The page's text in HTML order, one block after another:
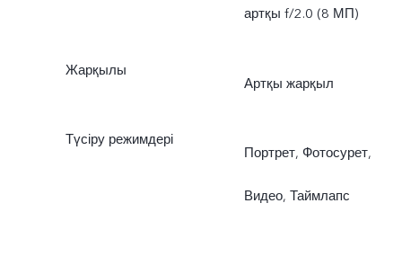
артқы f/2.0 (8 МП)
Жарқылы
Артқы жарқыл
Түсіру режимдері
Портрет, Фотосурет,
Видео, Таймлапс